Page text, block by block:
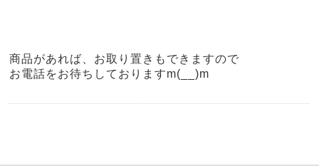
商品があれば、お取り置きもできますので
お電話をお待ちしておりますm(__)m